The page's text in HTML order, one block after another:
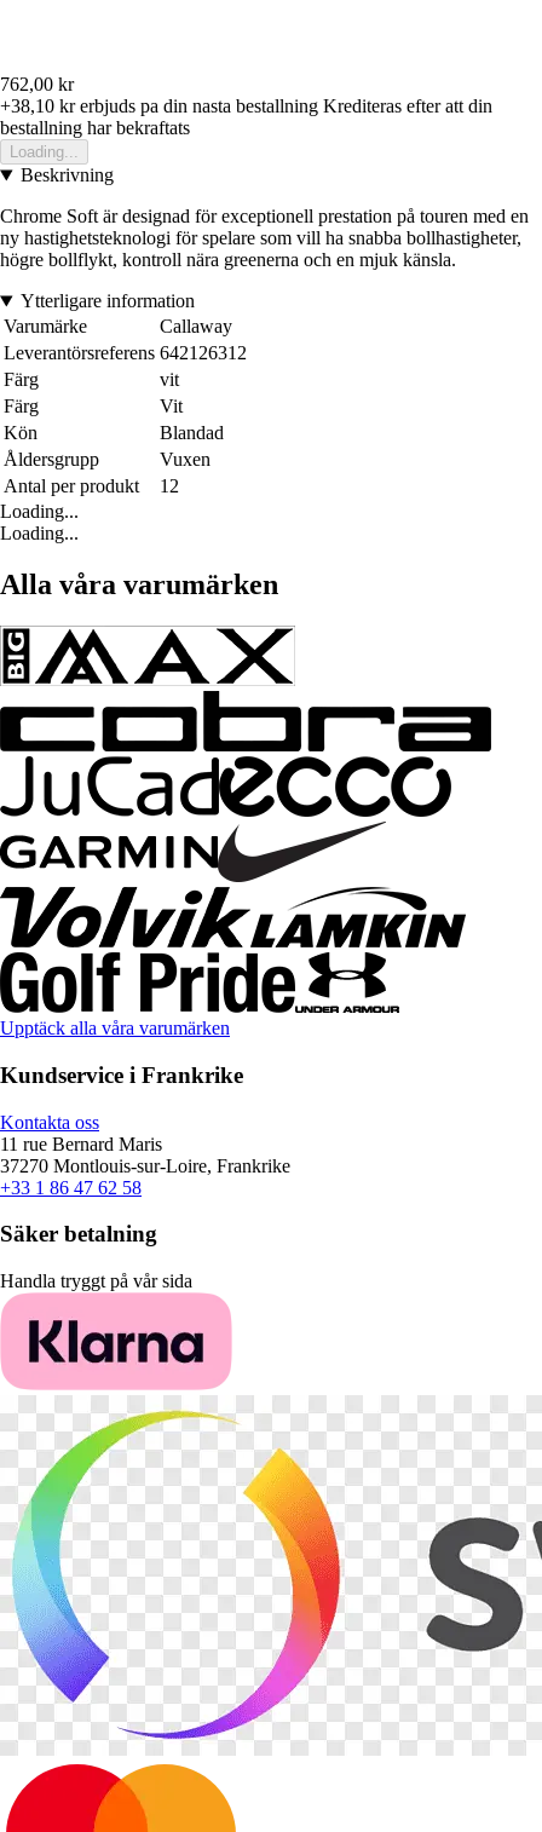
762,00 kr
+38,10 krerbjuds pa din nasta bestallning Krediteras efter att din
bestallning har bekraftats
Loading...
Beskrivning
Chrome Soft är designad för exceptionell prestation på touren med en
ny hastighetsteknologi för spelare som vill ha snabba bollhastigheter,
högre bollflykt, kontroll nära greenerna och en mjuk känsla.
Ytterligare information
Varumärke
Callaway
Leverantörsreferens 642126312
Färg
vit
Färg
Vit
Kön
Blandad
Åldersgrupp
Vuxen
Antal per produkt
12
Loading...
Loading...
Alla våra varumärken
Upptäck alla våra varumärken
Kundservice i Frankrike
Kontakta oss
11 rue Bernard Maris
37270 Montlouis-sur-Loire, Frankrike
+33 1 86 47 62 58
Säker betalning
Handla tryggt på vår sida